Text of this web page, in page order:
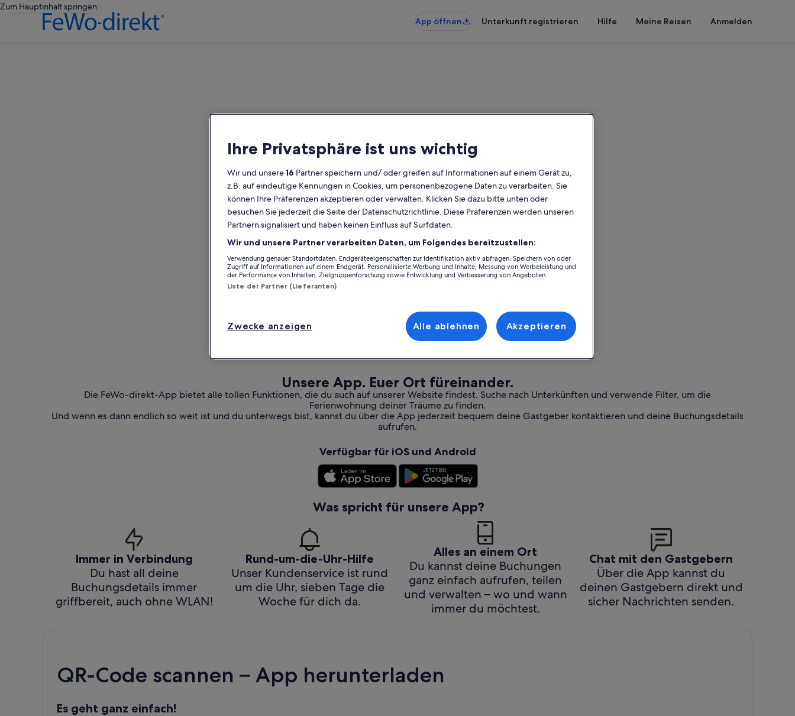
Zum Hauptinhalt springen
App öffnen
Unterkunft registrieren Hilfe Meine Reisen Anmelden
Unsere App. Euer Ort füreinander.
Die FeWo-direkt-App bietet alle tollen Funktionen, die du auch auf unserer Website findest. Suche nach Unterkünften und verwende Filter, um die
Ferienwohnung deiner Träume zu finden.
Und wenn es dann endlich so weit ist und du unterwegs bist, kannst du über die App jederzeit bequem deine Gastgeber kontaktieren und deine Buchungsdetails
aufrufen.
Verfügbar für iOS und Android
Was spricht für unsere App?
Immer in Verbindung
Du hast all deine
Buchungsdetails immer
griffbereit, auch ohne WLAN!
Rund-um-die-Uhr-Hilfe
Unser Kundenservice ist rund
um die Uhr, sieben Tage die
Woche für dich da.
Alles an einem Ort
Du kannst deine Buchungen
ganz einfach aufrufen, teilen
und verwalten – wo und wann
immer du möchtest.
Chat mit den Gastgebern
Über die App kannst du
deinen Gastgebern direkt und
sicher Nachrichten senden.
QR-Code scannen – App herunterladen
Es geht ganz einfach!
Ihre Privatsphäre ist uns wichtig
Wir und unsere16 Partner speichern und/ oder greifen auf Informationen auf einem Gerät zu,
z.B. auf eindeutige Kennungen in Cookies, um personenbezogene Daten zu verarbeiten. Sie
können Ihre Präferenzen akzeptieren oder verwalten. Klicken Sie dazu bitte unten oder
besuchen Sie jederzeit die Seite der Datenschutzrichtlinie. Diese Präferenzen werden unseren
Partnern signalisiert und haben keinen Einfluss auf Surfdaten.
Wir und unsere Partner verarbeiten Daten, um Folgendes bereitzustellen:
Verwendung genauer Standortdaten. Endgeräteeigenschaften zur Identifikation aktiv abfragen. Speichern von oder
Zugriff auf Informationen auf einem Endgerät. Personalisierte Werbung und Inhalte, Messung von Werbeleistung und
der Performance von Inhalten, Zielgruppenforschung sowie Entwicklung und Verbesserung von Angeboten.
Liste der Partner (Lieferanten)
Zwecke anzeigen Alle ablehnen Akzeptieren